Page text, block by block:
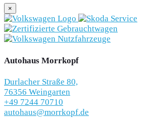
×
Autohaus Morrkopf
Durlacher Straße 80,
76356 Weingarten
+49 7244 70710
autohaus@morrkopf.de